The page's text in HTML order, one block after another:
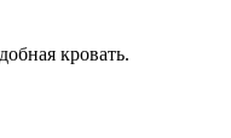
кровать.